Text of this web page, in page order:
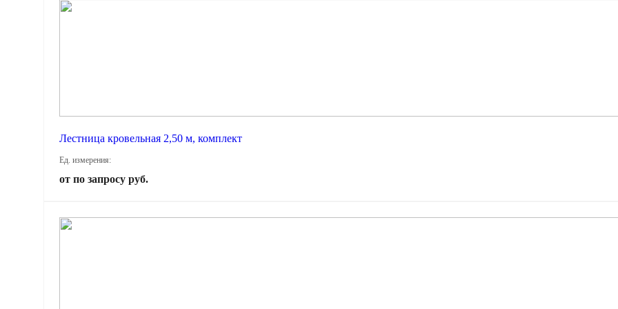
Лестница кровельная 2,50 м, комплект
Ед. измерения:
от по запросу руб.